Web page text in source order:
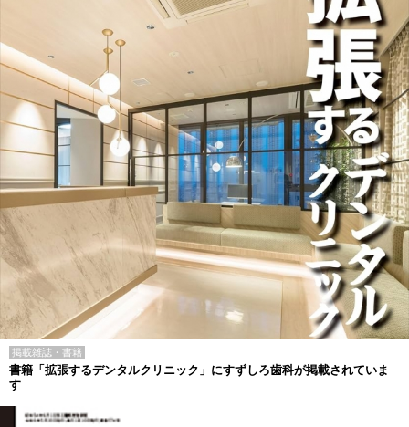
掲載雑誌・書籍
書籍「拡張するデンタルクリニック」にすずしろ歯科が掲載されていま
す